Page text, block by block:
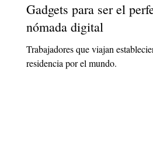
Gadgets para ser el
nómada digital
Trabajadores que viajan
residencia por el mundo.